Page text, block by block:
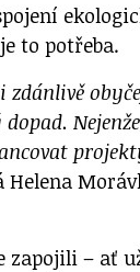
to potřeba.
zdánlivě
Helena
zapojili – ať